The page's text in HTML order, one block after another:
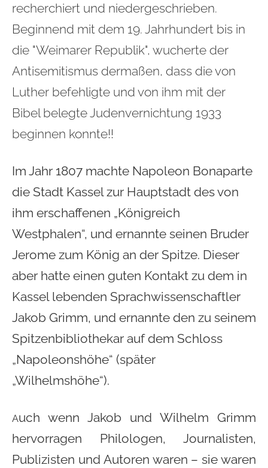
recherchiert und niedergeschrieben.
Beginnend mit dem 19. Jahrhundert bis in
die "Weimarer Republik", wucherte der
Antisemitismus dermaßen, dass die von
Luther befehligte und von ihm mit der
Bibel belegte Judenvernichtung 1933
beginnen konnte!!
Im Jahr 1807 machte Napoleon Bonaparte
die Stadt Kassel zur Hauptstadt des von
ihm erschaffenen „Königreich
Westphalen“, und ernannte seinen Bruder
Jerome zum König an der Spitze. Dieser
aber hatte einen guten Kontakt zu dem in
Kassel lebenden Sprachwissenschaftler
Jakob Grimm, und ernannte den zu seinem
Spitzenbibliothekar auf dem Schloss
„Napoleonshöhe“ (später
„Wilhelmshöhe“).
Auch wenn Jakob und Wilhelm Grimm
hervorragen Philologen, Journalisten,
Publizisten und Autoren waren – sie waren